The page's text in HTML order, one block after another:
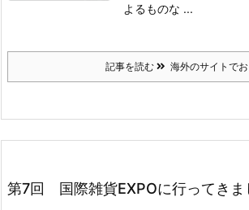
よるものな ...
記事を読む 海外のサイトで
第7回 国際雑貨EXPOに行ってきま